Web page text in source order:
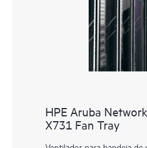
HPE Aruba
X731 Fan Tray